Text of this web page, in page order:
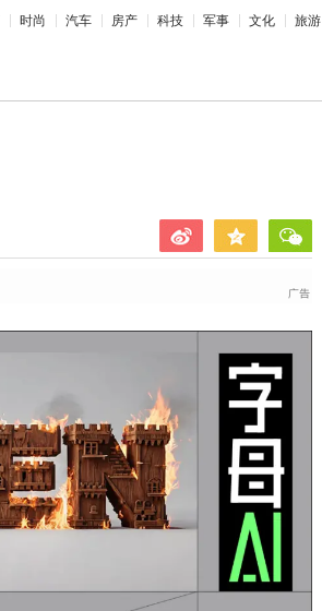
时尚 汽车 房产 科技 军事 文化 旅游